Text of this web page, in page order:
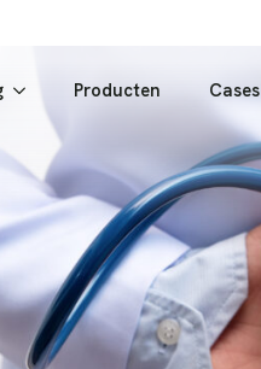
Producten Cases